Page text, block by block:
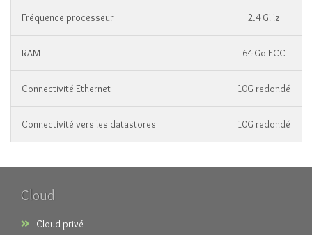
Fréquence processeur 2.4 GHz
RAM 64 Go ECC
Connectivité Ethernet 10G redondé
Connectivité vers les datastores 10G redondé
Cloud
Cloud privé